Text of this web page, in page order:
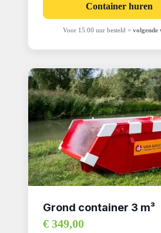
Container huren
Voor 15.00 uur besteld =volgende
Grond container 3 m³
€ 349,00